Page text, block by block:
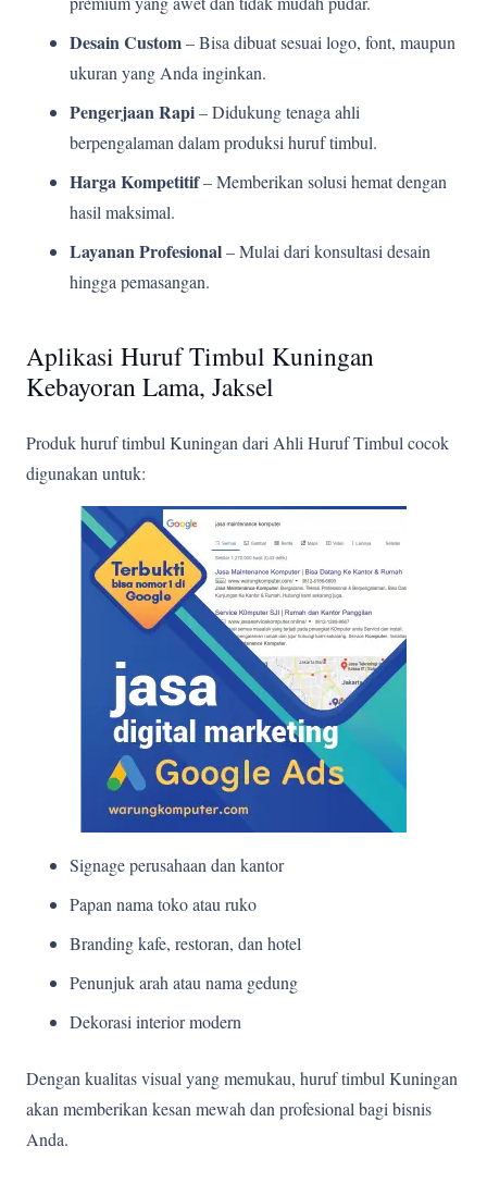
Desain Custom– Bisa dibuat sesuai logo, font, maupun
ukuran yang Anda inginkan.
Pengerjaan Rapi– Didukung tenaga ahli
berpengalaman dalam produksi huruf timbul.
Harga Kompetitif– Memberikan solusi hemat dengan
hasil maksimal.
Layanan Profesional– Mulai dari konsultasi desain
hingga pemasangan.
Aplikasi Huruf Timbul Kuningan
Kebayoran Lama, Jaksel
Produk huruf timbul Kuningan dari Ahli Huruf Timbul cocok
digunakan untuk:
Signage perusahaan dan kantor
Papan nama toko atau ruko
Branding kafe, restoran, dan hotel
Penunjuk arah atau nama gedung
Dekorasi interior modern
Dengan kualitas visual yang memukau, huruf timbul Kuningan
akan memberikan kesan mewah dan profesional bagi bisnis
Anda.